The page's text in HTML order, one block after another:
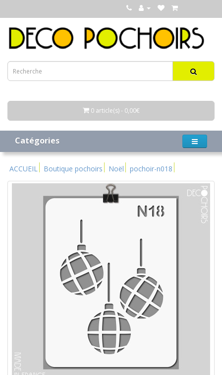
0 article(s) - 0,00€
Catégories
ACCUEIL Boutique pochoirs Noël pochoir-n018